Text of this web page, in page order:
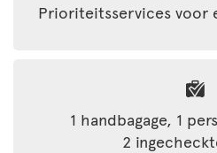
Prioriteitsservices voor
1 handbagage, 1
2